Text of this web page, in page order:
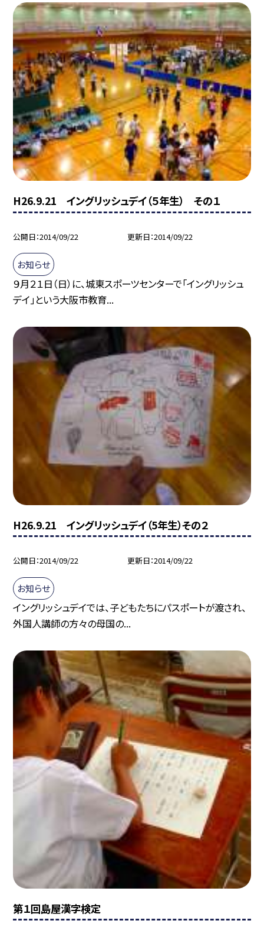
H26.9.21 イングリッシュデイ（５年生） その１
公開日 2014/09/22 更新日 2014/09/22
お知らせ
９月２１日（日）に、城東スポーツセンターで「イングリッシュ
デイ」という大阪市教育...
H26.9.21 イングリッシュデイ（5年生）その２
公開日 2014/09/22 更新日 2014/09/22
お知らせ
イングリッシュデイでは、子どもたちにパスポートが渡され、
外国人講師の方々の母国の...
第１回島屋漢字検定